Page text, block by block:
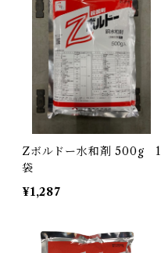
Zボルドー水和剤 500g 1
袋
¥1,287